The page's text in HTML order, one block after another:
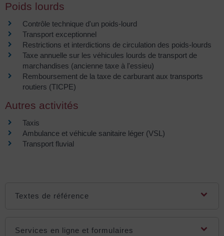
Poids lourds
Contrôle technique d'un poids-lourd
Transport exceptionnel
Restrictions et interdictions de circulation des poids-lourds
Taxe annuelle sur les véhicules lourds de transport de
marchandises (ancienne taxe à l'essieu)
Remboursement de la taxe de carburant aux transports
routiers (TICPE)
Autres activités
Taxis
Ambulance et véhicule sanitaire léger (VSL)
Transport fluvial
Textes de référence
Services en ligne et formulaires